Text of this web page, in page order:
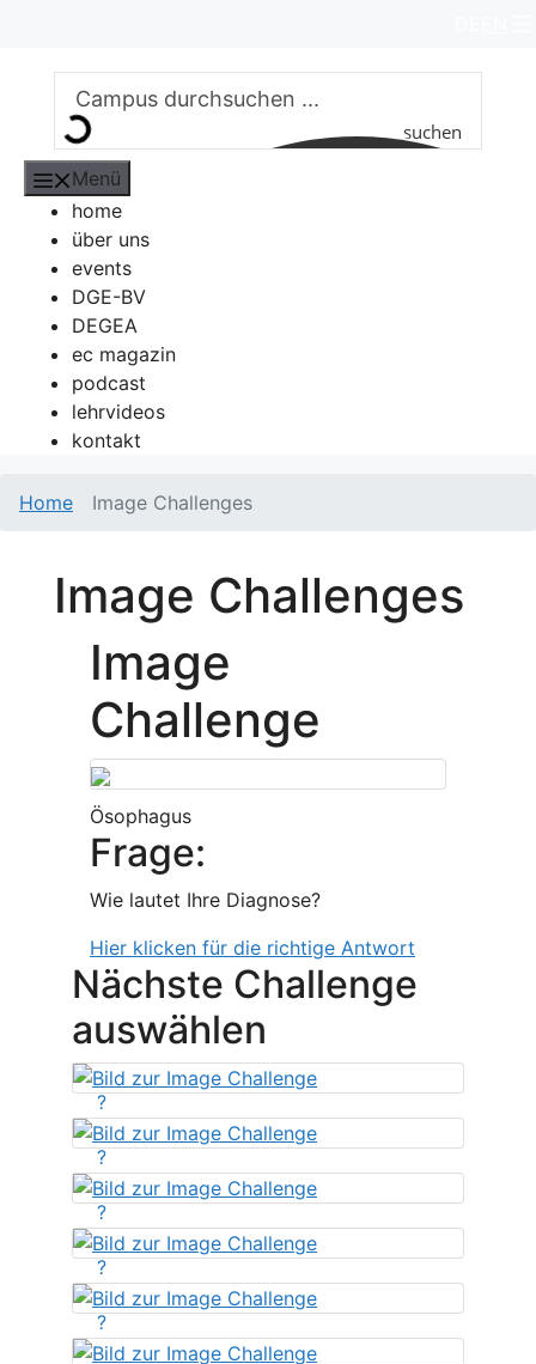
springen
suchen
Menü
home
über uns
events
DGE-BV
DEGEA
ec magazin
podcast
lehrvideos
kontakt
Home Image Challenges
Image Challenges
Image
Challenge
Ösophagus
Frage:
Wie lautet Ihre Diagnose?
Hier klicken für die richtige Antwort
Nächste Challenge
auswählen
?
?
?
?
?